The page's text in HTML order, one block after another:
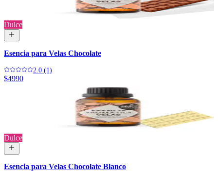
Dulce
Esencia para Velas Chocolate
2.0 (1)
$4990
Dulce
Esencia para Velas Chocolate Blanco